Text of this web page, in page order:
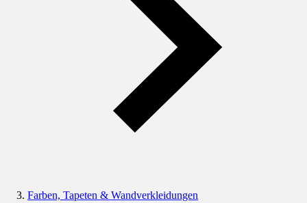
Farben, Tapeten & Wandverkleidungen